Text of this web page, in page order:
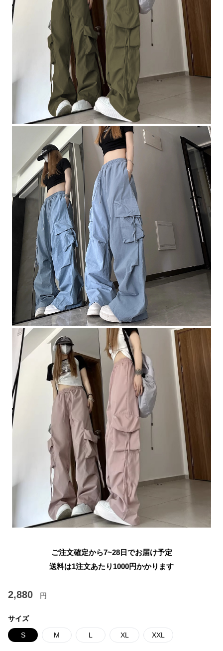
ご注文確定から7~28日でお届け予定
送料は1注文あたり 1000円かかります
2,880 円
サイズ
S M L XL XXL